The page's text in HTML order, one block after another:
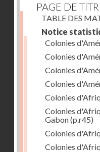
PAGE DE
TABLE DES
Notice
Colonies
Colonies
Colonies
Colonies
Colonies
Colonies
Gabon(p.r45)
Colonies
Colonies